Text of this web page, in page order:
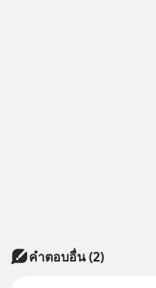
คำตอบอื่น(2)